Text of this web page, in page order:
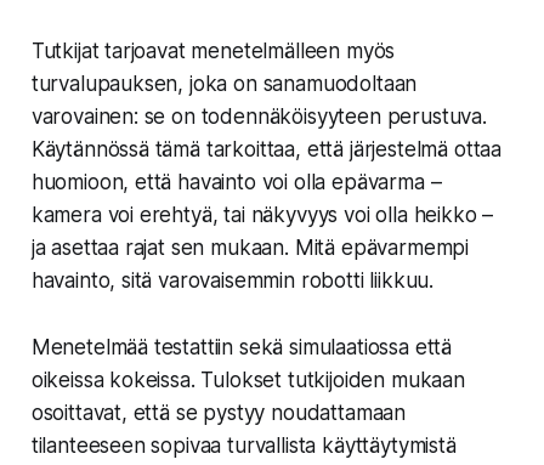
Tutkijat tarjoavat menetelmälleen myös
turvalupauksen, joka on sanamuodoltaan
varovainen: se on todennäköisyyteen perustuva.
Käytännössä tämä tarkoittaa, että järjestelmä ottaa
huomioon, että havainto voi olla epävarma –
kamera voi erehtyä, tai näkyvyys voi olla heikko –
ja asettaa rajat sen mukaan. Mitä epävarmempi
havainto, sitä varovaisemmin robotti liikkuu.
Menetelmää testattiin sekä simulaatiossa että
oikeissa kokeissa. Tulokset tutkijoiden mukaan
osoittavat, että se pystyy noudattamaan
tilanteeseen sopivaa turvallista käyttäytymistä